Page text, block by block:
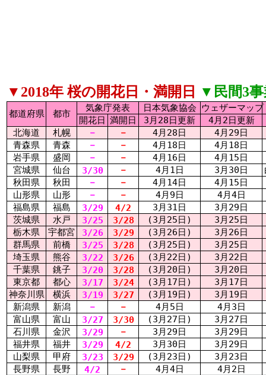
▼2018年 桜の開花日・満開日 ▼民間3
都道府県 都市
気象庁発表 日本気象協会 ウェザーマップ
開花日 満開日 3月28日更新
4月2日更新
北海道
札幌 － － 4月28日
4月29日
青森県
青森 － － 4月18日
4月18日
岩手県
盛岡 － － 4月16日
4月15日
宮城県
仙台 3/30 － 4月1日 3月30日
秋田県
秋田 － － 4月14日
4月15日
山形県
山形 － － 4月9日
4月4日
福島県
福島 3/29 4/2 3月31日
3月29日
茨城県
水戸 3/25 3/28 (3月25日)
3月25日
栃木県
宇都宮 3/26 3/29 (3月26日)
3月26日
群馬県
前橋 3/25 3/28 (3月25日)
3月25日
埼玉県
熊谷 3/22 3/26 (3月22日)
3月22日
千葉県
銚子 3/20 3/28 (3月20日)
3月20日
東京都
都心 3/17 3/24 (3月17日)
3月17日
神奈川県
横浜 3/19 3/27 (3月19日)
3月19日
新潟県
新潟 － － 4月5日
4月3日
富山県
富山 3/27 3/30 (3月27日)
3月27日
石川県
金沢 3/29 － 3月29日
3月29日
福井県
福井 3/29 4/2 3月30日
3月29日
山梨県
甲府 3/23 3/29 (3月23日)
3月23日
長野県
長野 4/2 － 4月4日
4月2日